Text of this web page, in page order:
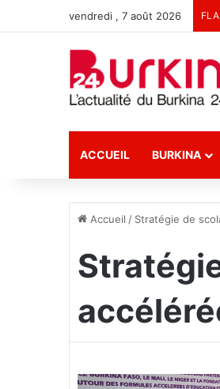
vendredi , 7 août 2026
ACCUEIL BURKINA
Accueil / Stratégie de